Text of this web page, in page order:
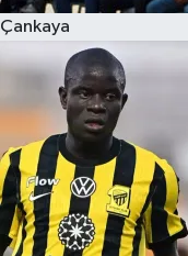
Çankaya